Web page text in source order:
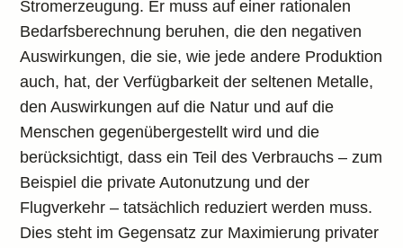
Stromerzeugung. Er muss auf einer rationalen
Bedarfsberechnung beruhen, die den negativen
Auswirkungen, die sie, wie jede andere Produktion
auch, hat, der Verfügbarkeit der seltenen Metalle,
den Auswirkungen auf die Natur und auf die
Menschen gegenübergestellt wird und die
berücksichtigt, dass ein Teil des Verbrauchs – zum
Beispiel die private Autonutzung und der
Flugverkehr – tatsächlich reduziert werden muss.
Dies steht im Gegensatz zur Maximierung privater